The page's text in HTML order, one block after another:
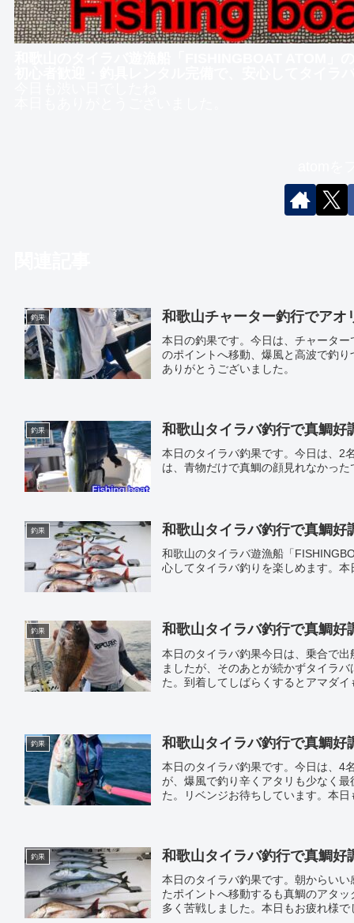
釣果 和歌山チャーター釣行でア
本日の釣果です。今日は、チャータ
のポイントへ移動、爆風と高波で釣
ありがとうございました。
釣果 和歌山タイラバ釣行で真鯛
本日のタイラバ釣果です。今日は、2
は、青物だけで真鯛の顔見れなかっ
釣果 和歌山タイラバ釣行で真鯛
和歌山のタイラバ遊漁船「
心してタイラバ釣りを楽しめます。
釣果 和歌山タイラバ釣行で真鯛
本日のタイラバ釣果今日は、乗合で
ましたが、そのあとが続かずタイラ
た。到着してしばらくするとアマダ
釣果 和歌山タイラバ釣行で真鯛
本日のタイラバ釣果です。今日は、4
が、爆風で釣り辛くアタリも少なく
た。リベンジお待ちしています。本
釣果 和歌山タイラバ釣行で真鯛
本日のタイラバ釣果です。朝からい
たポイントへ移動するも真鯛のアタ
多く苦戦しました。本日もお疲れ様で